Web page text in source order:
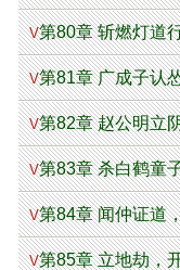
V第80章 斩燃灯道
V第81章 广成子认
V第82章 赵公明立
V第83章 杀白鹤童
台镇真灵
V第84章 闻仲证道
V第85章 立地劫，